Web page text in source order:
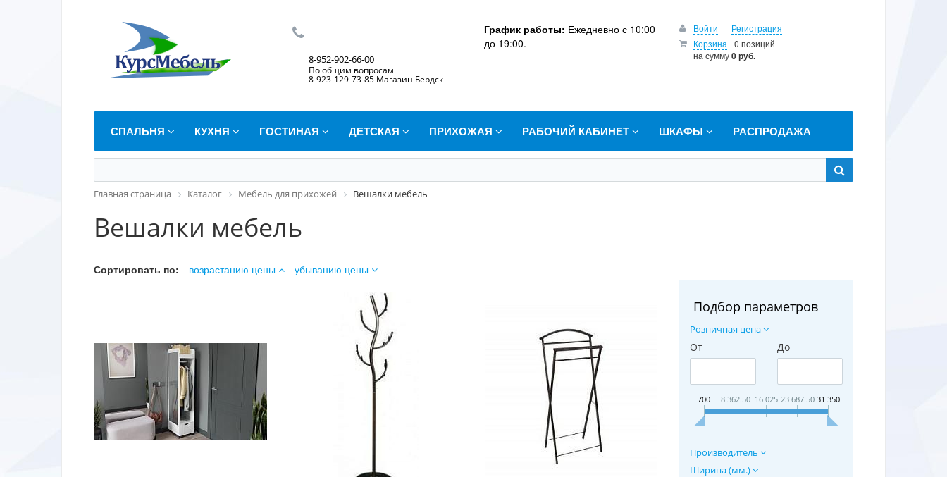
8-952-902-66-00
По общим вопросам
8-923-129-73-85 Магазин Бердск
График работы: Ежедневно с 10:00
до 19:00.
Войти
Регистрация
Корзина
0 позиций
на сумму0 руб.
СПАЛЬНЯ КУХНЯ ГОСТИНАЯ ДЕТСКАЯ ПРИХОЖАЯ РАБОЧИЙ КАБИНЕТ ШКАФЫ РАСПРОДАЖА
Главная страница Каталог Мебель для прихожей Вешалки мебель
Вешалки мебель
Сортировать по: возрастанию цены убыванию цены
Подбор параметров
Розничная цена
От До
700 8 362.50 16 025 23 687.50 31 350
Производитель
Ширина (мм.)